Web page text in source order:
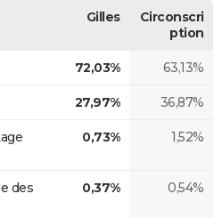
Gilles
Circonscri
ption
72,03% 63,13%
27,97% 36,87%
0,73% 1,52%
des
0,37% 0,54%